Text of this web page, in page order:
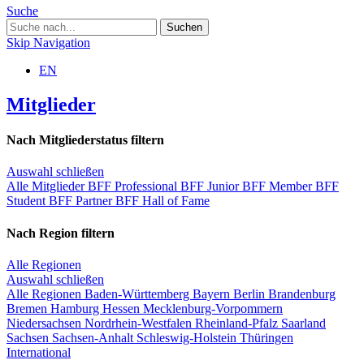
Suche
Skip Navigation
EN
Mitglieder
Nach Mitgliederstatus filtern
Auswahl schließen
Alle MitgliederBFF Professional BFF JuniorBFF MemberBFF
Student BFF PartnerBFF Hall of Fame
Nach Region filtern
Alle Regionen
Auswahl schließen
Alle Regionen Baden-Württemberg Bayern Berlin Brandenburg
Bremen Hamburg Hessen Mecklenburg-Vorpommern
Niedersachsen Nordrhein-Westfalen Rheinland-Pfalz Saarland
Sachsen Sachsen-Anhalt Schleswig-Holstein Thüringen
International